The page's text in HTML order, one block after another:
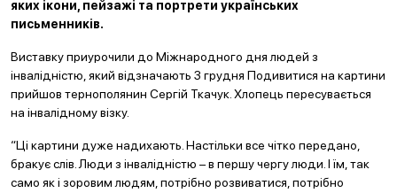
яких ікони, пейзажі та портрети українських
письменників.
Виставку приурочили до Міжнародного дня людей з
інвалідністю, який відзначають 3 грудня Подивитися на картини
прийшов тернополянин Сергій Ткачук. Хлопець пересувається
на інвалідному візку.
“Ці картини дуже надихають. Настільки все чітко передано,
бракує слів. Люди з інвалідністю – в першу чергу люди. І їм, так
само як і зоровим людям, потрібно розвиватися, потрібно